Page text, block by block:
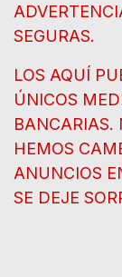
SEGURAS.
LOS AQUÍ
ÚNICOS
BANCARIAS.
HEMOS
ANUNCIOS
SE DEJE